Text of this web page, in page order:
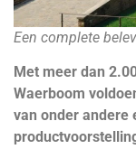
Een complete
Met meer dan
Waerboom
van onder andere